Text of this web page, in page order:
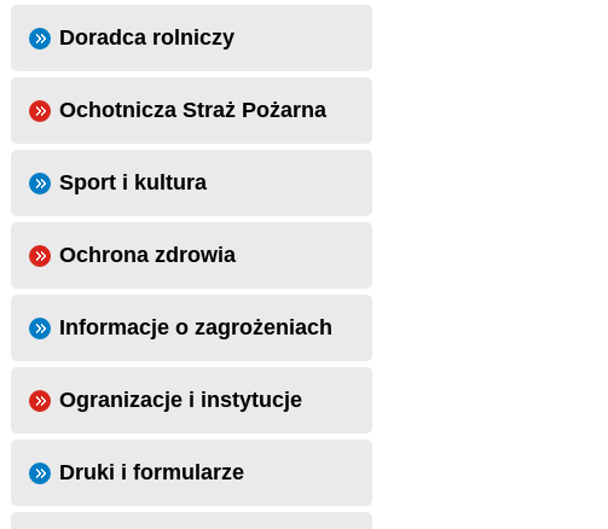
Doradca rolniczy
Ochotnicza Straż Pożarna
Sport i kultura
Ochrona zdrowia
Informacje o zagrożeniach
Ogranizacje i instytucje
Druki i formularze